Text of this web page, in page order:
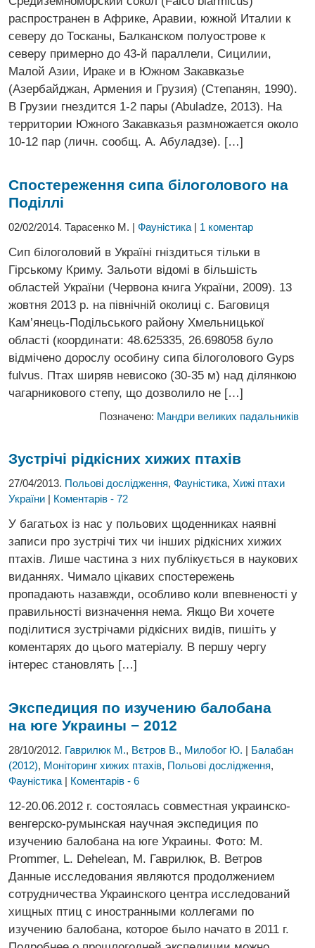
распространен в Африке, Аравии, южной Италии к
северу до Тосканы, Балканском полуострове к
северу примерно до 43-й параллели, Сицилии,
Малой Азии, Ираке и в Южном Закавказье
(Азербайджан, Армения и Грузия) (Степанян, 1990).
В Грузии гнездится 1-2 пары (Abuladze, 2013). На
территории Южного Закавказья размножается около
10-12 пар (личн. сообщ. А. Абуладзе). […]
Спостереження сипа білоголового на
Поділлі
02/02/2014. Тарасенко М. | Фауністика | 1 коментар
Сип білоголовий в Україні гніздиться тільки в
Гірському Криму. Зальоти відомі в більшість
областей України (Червона книга України, 2009). 13
жовтня 2013 р. на північній околиці с. Баговиця
Кам’янець-Подільського району Хмельницької
області (координати: 48.625335, 26.698058 було
відмічено дорослу особину сипа білоголового Gyps
fulvus. Птах ширяв невисоко (30-35 м) над ділянкою
чагарникового степу, що дозволило не […]
Позначено: Мандри великих падальників
Зустрічі рідкісних хижих птахів
27/04/2013. Польові дослідження, Фауністика, Хижі птахи
України | Коментарів - 72
У багатьох із нас у польових щоденниках наявні
записи про зустрічі тих чи інших рідкісних хижих
птахів. Лише частина з них публікується в наукових
виданнях. Чимало цікавих спостережень
пропадають назавжди, особливо коли впевненості у
правильності визначення нема. Якщо Ви хочете
поділитися зустрічами рідкісних видів, пишіть у
коментарях до цього матеріалу. В першу чергу
інтерес становлять […]
Экспедиция по изучению балобана
на юге Украины − 2012
28/10/2012. Гаврилюк М., Вєтров В., Милобог Ю. | Балабан
(2012), Моніторинг хижих птахів, Польові дослідження,
Фауністика | Коментарів - 6
12-20.06.2012 г. состоялась совместная украинско-
венгерско-румынская научная экспедиция по
изучению балобана на юге Украины. Фото: M.
Prommer, L. Dehelean, М. Гаврилюк, В. Ветров
Данные исследования являются продолжением
сотрудничества Украинского центра исследований
хищных птиц с иностранными коллегами по
изучению балобана, которое было начато в 2011 г.